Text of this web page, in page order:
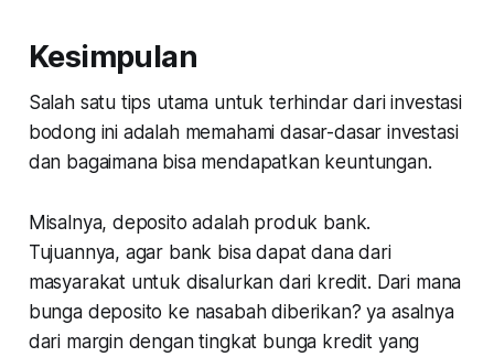
Kesimpulan
Salah satu tips utama untuk terhindar dari investasi
bodong ini adalah memahami dasar-dasar investasi
dan bagaimana bisa mendapatkan keuntungan.
Misalnya, deposito adalah produk bank.
Tujuannya, agar bank bisa dapat dana dari
masyarakat untuk disalurkan dari kredit. Dari mana
bunga deposito ke nasabah diberikan? ya asalnya
dari margin dengan tingkat bunga kredit yang